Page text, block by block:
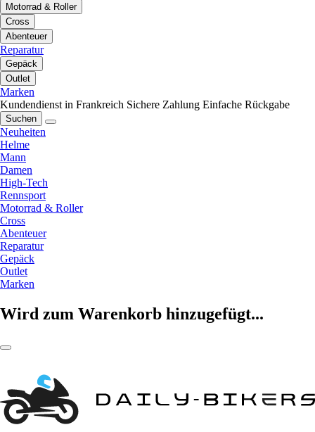
Motorrad & Roller
Cross
Abenteuer
Reparatur
Gepäck
Outlet
Marken
Kundendienst in Frankreich Sichere Zahlung Einfache Rückgabe
Suchen
Neuheiten
Helme
Mann
Damen
High-Tech
Rennsport
Motorrad & Roller
Cross
Abenteuer
Reparatur
Gepäck
Outlet
Marken
Wird zum Warenkorb hinzugefügt...